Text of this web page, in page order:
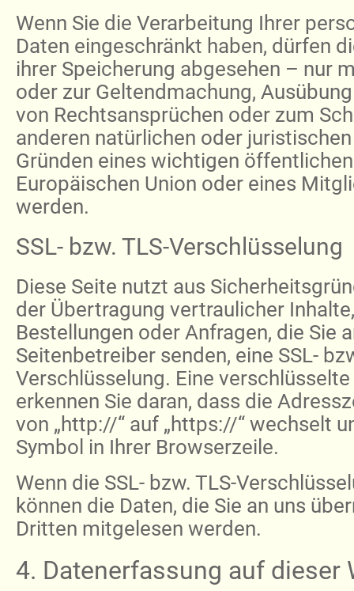
Wenn Sie die Verarbeitung Ihrer
Daten eingeschränkt haben, dürfen
ihrer Speicherung abgesehen – nur
oder zur Geltendmachung,
von Rechtsansprüchen oder zum
anderen natürlichen oder
Gründen eines wichtigen
Europäischen Union oder eines
werden.
SSL- bzw. TLS-Verschlüsselung
Diese Seite nutzt aus
der Übertragung vertraulicher
Bestellungen oder Anfragen, die Sie
Seitenbetreiber senden, eine SSL-
Verschlüsselung. Eine
erkennen Sie daran, dass die
von „http://“ auf „https://“ wechselt
Symbol in Ihrer Browserzeile.
Wenn die SSL- bzw. TLS-
können die Daten, die Sie an uns
Dritten mitgelesen werden.
4. Datenerfassung auf dieser